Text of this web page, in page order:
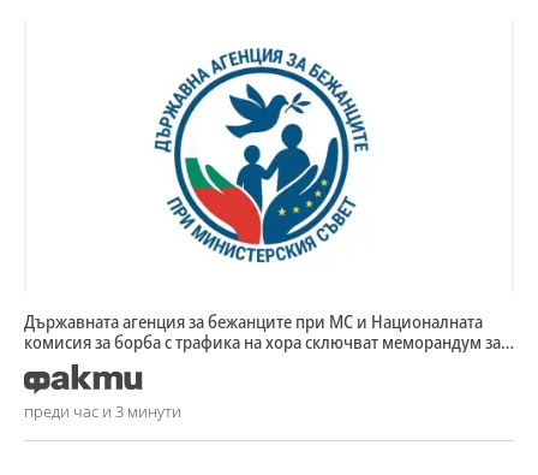
Държавната агенция за бежанците при МС и Националната
комисия за борба с трафика на хора сключват меморандум за
сътрудничество
преди час и 3 минути